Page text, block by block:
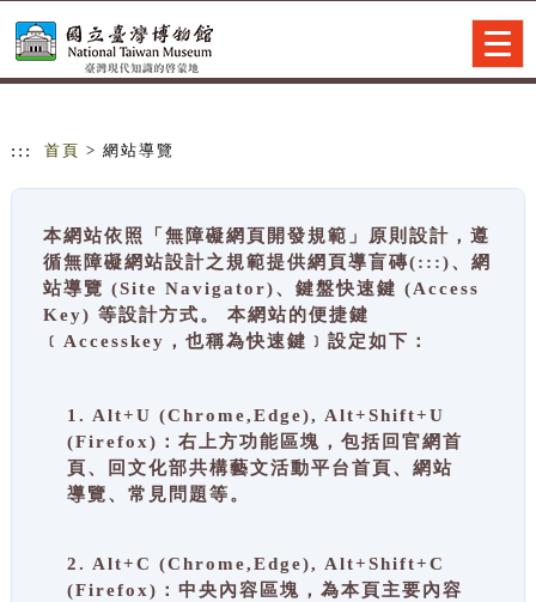
::: 首頁 > 網站導覽
本網站依照「無障礙網頁開發規範」原則設計，遵
循無障礙網站設計之規範提供網頁導盲磚(:::)、網
站導覽 (Site Navigator)、鍵盤快速鍵 (Access
Key) 等設計方式。 本網站的便捷鍵
﹝Accesskey，也稱為快速鍵﹞設定如下：
1. Alt+U (Chrome,Edge), Alt+Shift+U
(Firefox)：右上方功能區塊，包括回官網首
頁、回文化部共構藝文活動平台首頁、網站
導覽、常見問題等。
2. Alt+C (Chrome,Edge), Alt+Shift+C
(Firefox)：中央內容區塊，為本頁主要內容